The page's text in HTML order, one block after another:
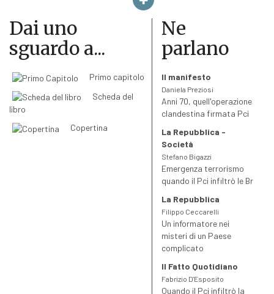
democratici del paese e la forza stessa del partito, al suo
massimo storico di consenso. Oltre al lavoro alla luce del sole, il
Pci operò per individuare e denunciare i soldati della lotta armata
e i loro fiancheggiatori, svolgendo anche un’azione d’intelligence
parallela, in collaborazione con gli organi dello Stato.
concordò con il generale Dalla Chiesa un’importante operazione
segreta: l’infiltrazione in un gruppo di fuoco di un militante del
partito, che avrebbe dovuto riferire al comandante
dell’antiterrorismo. Un episodio accertato e documentato,
sebbene ancora coperto per molti aspetti dal necessario riserbo,
che non ha avuto un’adeguata considerazione storica.
Alternando fatti reali e finzione narrativa, questo libro
ricostruisce l’attività dei comunisti italiani contro il terrorismo
nella stagione violenta tra il 1978 e il 1979: le azioni di spionaggio,
i documenti interni, le riunioni riservate, il lavoro di controllo e
denuncia nelle fabbriche. Ma ripercorre anche l’onda d’urto e le
parole infiammate della galassia terroristica, mentre in Italia
cadevano decine di uomini. Su tutti, Aldo Moro e Guido Rossa.
Dai uno
sguardo a...
Primo capitolo
Scheda del
libro
Copertina
Ne
parlano
Il manifesto
Daniela Preziosi
Anni 70, quell'operazione
clandestina firmata Pci
La Repubblica -
Società
Stefano Bigazzi
Emergenza terrorismo
quando il Pci infiltrò le Br
La Repubblica
Filippo Ceccarelli
Un informatore nei
misteri di un Paese
complicato
Il Fatto Quotidiano
Fabrizio D'Esposito
Quando il Pci infiltrò la